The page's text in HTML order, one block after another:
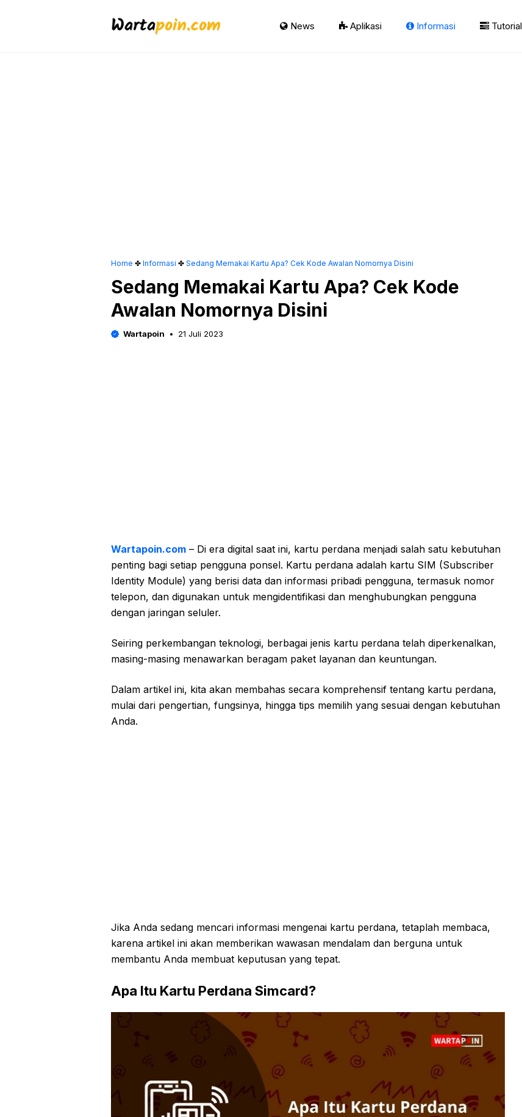
News Aplikasi Informasi Tutorial
Home ✤ Informasi ✤ Sedang Memakai Kartu Apa? Cek Kode Awalan Nomornya Disini
Sedang Memakai Kartu Apa? Cek Kode
Awalan Nomornya Disini
Wartapoin 21 Juli 2023
Wartapoin.com – Di era digital saat ini, kartu perdana menjadi salah satu kebutuhan
penting bagi setiap pengguna ponsel. Kartu perdana adalah kartu SIM (Subscriber
Identity Module) yang berisi data dan informasi pribadi pengguna, termasuk nomor
telepon, dan digunakan untuk mengidentifikasi dan menghubungkan pengguna
dengan jaringan seluler.
Seiring perkembangan teknologi, berbagai jenis kartu perdana telah diperkenalkan,
masing-masing menawarkan beragam paket layanan dan keuntungan.
Dalam artikel ini, kita akan membahas secara komprehensif tentang kartu perdana,
mulai dari pengertian, fungsinya, hingga tips memilih yang sesuai dengan kebutuhan
Anda.
Jika Anda sedang mencari informasi mengenai kartu perdana, tetaplah membaca,
karena artikel ini akan memberikan wawasan mendalam dan berguna untuk
membantu Anda membuat keputusan yang tepat.
Apa Itu Kartu Perdana Simcard?